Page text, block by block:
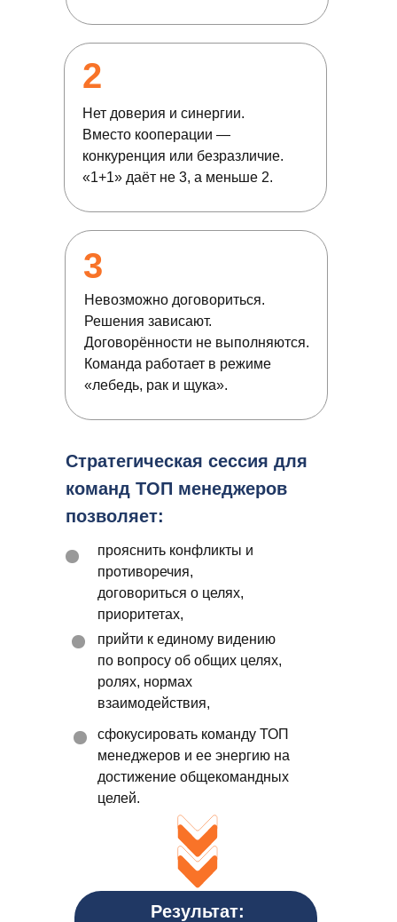
Стратегическая сессия для
команд ТОП менеджеров
позволяет:
Результат:
сфокусировать команду ТОП
менеджеров и ее энергию на
достижение общекомандных
целей.
прийти к единому видению
по вопросу об общих целях,
ролях, нормах
взаимодействия,
прояснить конфликты и
противоречия,
договориться о целях,
приоритетах,
2
Нет доверия и синергии.
Вместо кооперации —
конкуренция или безразличие.
«1+1» даёт не 3, а меньше 2.
3
Невозможно договориться.
Решения зависают.
Договорённости не выполняются.
Команда работает в режиме
«лебедь, рак и щука».